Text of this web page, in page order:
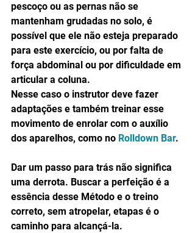
pescoço ou as pernas não se
mantenham grudadas no solo, é
possível que ele não esteja preparado
para este exercício, ou por falta de
força abdominal ou por dificuldade em
articular a coluna.
Nesse caso o instrutor deve fazer
adaptações e também treinar esse
movimento de enrolar com o auxílio
dos aparelhos, como no Rolldown Bar.
Dar um passo para trás não significa
uma derrota. Buscar a perfeição é a
essência desse Método e o treino
correto, sem atropelar, etapas é o
caminho para alcançá-la.